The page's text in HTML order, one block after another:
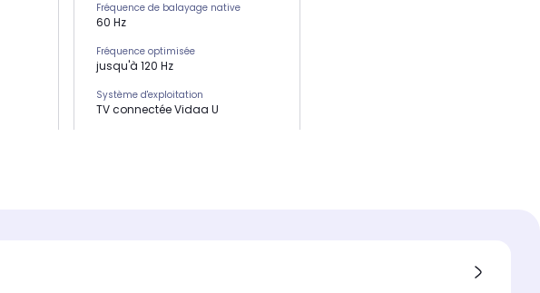
Fréquence de balayage native
60 Hz
Fréquence optimisée
jusqu'à 120 Hz
Système d'exploitation
TV connectée Vidaa U